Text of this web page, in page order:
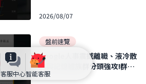
客服中心智能客服
6.08.07
2026/08/07
盤前速覽
Google人事震撼離職、液冷散
熱與記憶體族群分頭強攻!群聯
執行長力再刷 40 張 ｜口袋日報